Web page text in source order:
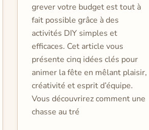
grever votre budget est tout à
fait possible grâce à des
activités DIY simples et
efficaces. Cet article vous
présente cinq idées clés pour
animer la fête en mêlant plaisir,
créativité et esprit d’équipe.
Vous découvrirez comment une
chasse au tré